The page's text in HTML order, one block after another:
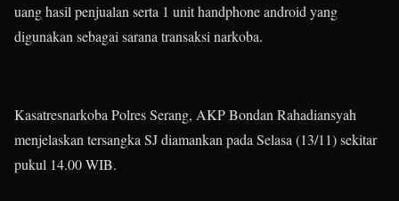
uang hasil penjualan serta 1 unit handphone android yang
digunakan sebagai sarana transaksi narkoba.
Kasatresnarkoba Polres Serang, AKP Bondan Rahadiansyah
menjelaskan tersangka SJ diamankan pada Selasa (13/11) sekitar
pukul 14.00 WIB.